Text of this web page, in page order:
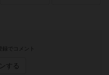
でコメント
する